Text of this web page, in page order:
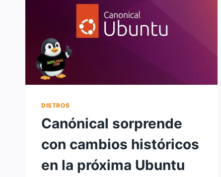
DISTROS
Canónical sorprende
con cambios históricos
en la próxima Ubuntu